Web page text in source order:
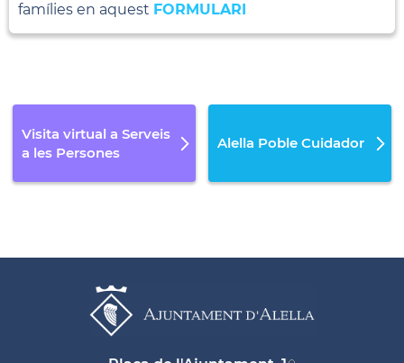
famílies en aquest FORMULARI
Visita virtual a Serveis
a les Persones
Alella Poble Cuidador